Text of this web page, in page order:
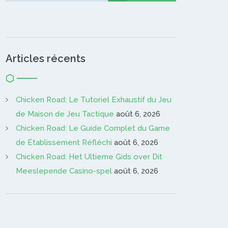
Articles récents
Chicken Road: Le Tutoriel Exhaustif du Jeu
de Maison de Jeu Tactique août 6, 2026
Chicken Road: Le Guide Complet du Game
de Établissement Réfléchi août 6, 2026
Chicken Road: Het Ultieme Gids over Dit
Meeslepende Casino-spel août 6, 2026